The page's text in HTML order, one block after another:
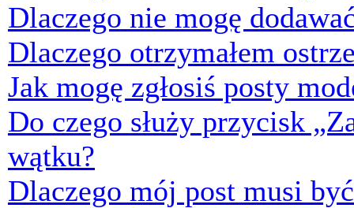
Dlaczego nie mogę
Dlaczego otrzymałem
Jak mogę zgłosiś posty
Do czego służy przycisk
wątku?
Dlaczego mój post musi